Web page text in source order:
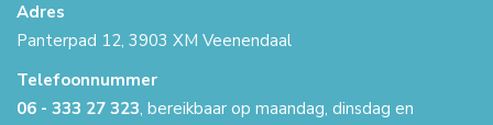
Adres
Panterpad 12, 3903 XM Veenendaal
Telefoonnummer
06 - 333 27 323, bereikbaar op maandag, dinsdag en